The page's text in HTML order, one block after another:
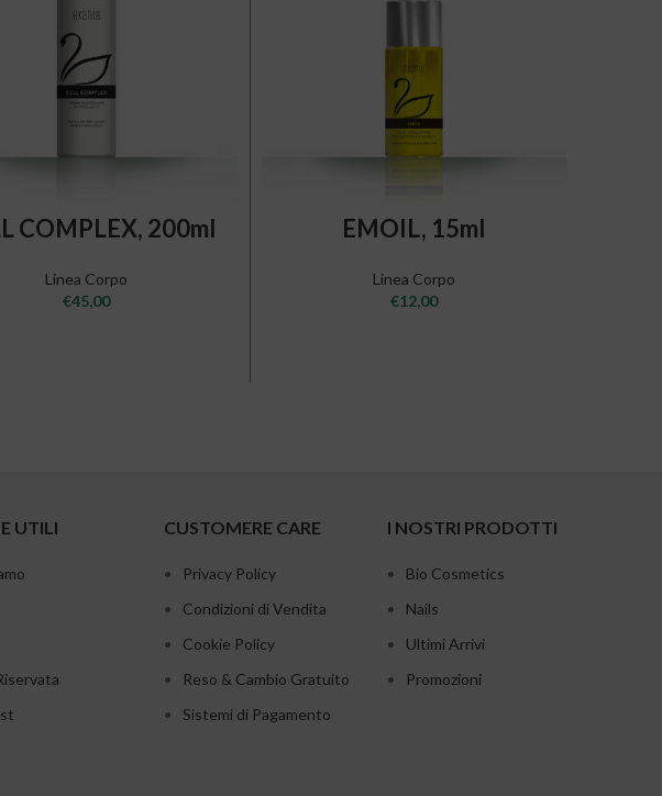
COMPLEX, 200ml
Linea Corpo
€45,00
EMOIL, 15ml
Linea Corpo
€12,00
UTILI CUSTOMERE CARE
Privacy Policy
Condizioni di Vendita
Cookie Policy
Reso & Cambio Gratuito
Sistemi di Pagamento
I NOSTRI PRODOTTI
Bio Cosmetics
Nails
Ultimi Arrivi
Promozioni